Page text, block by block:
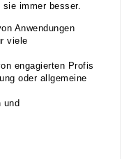
immer besser.
Anwendungen
viele
engagierten Profis
oder allgemeine
und